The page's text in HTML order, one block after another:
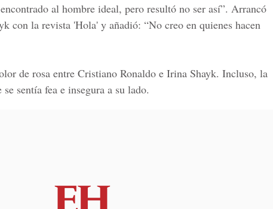
al hombre ideal, pero resultó no ser así”. Arrancó
con la revista 'Hola' y añadió: “No creo en quienes hacen
de rosa entre Cristiano Ronaldo e Irina Shayk. Incluso, la
sentía fea e insegura a su lado.